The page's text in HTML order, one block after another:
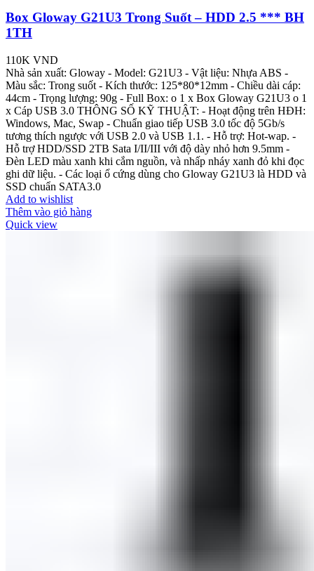
Box Gloway G21U3 Trong Suốt – HDD 2.5 *** BH
1TH
110K VND
Nhà sản xuất: Gloway - Model: G21U3 - Vật liệu: Nhựa ABS -
Màu sắc: Trong suốt - Kích thước: 125*80*12mm - Chiều dài cáp:
44cm - Trọng lượng: 90g - Full Box: o 1 x Box Gloway G21U3 o 1
x Cáp USB 3.0 THÔNG SỐ KỸ THUẬT: - Hoạt động trên HĐH:
Windows, Mac, Swap - Chuẩn giao tiếp USB 3.0 tốc độ 5Gb/s
tương thích ngược với USB 2.0 và USB 1.1. - Hỗ trợ: Hot-wap. -
Hỗ trợ HDD/SSD 2TB Sata I/II/III với độ dày nhỏ hơn 9.5mm -
Đèn LED màu xanh khi cắm nguồn, và nhấp nháy xanh đỏ khi đọc
ghi dữ liệu. - Các loại ổ cứng dùng cho Gloway G21U3 là HDD và
SSD chuẩn SATA3.0
Add to wishlist
Thêm vào giỏ hàng
Quick view